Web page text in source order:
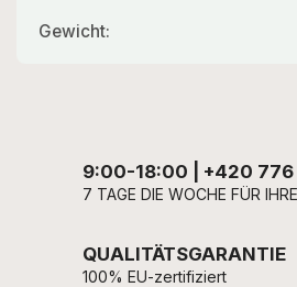
9:00-18:00 | +420 776
7 TAGE DIE WOCHE FÜR
QUALITÄTSGARANTIE
100% EU-zertifiziert
Gewicht: